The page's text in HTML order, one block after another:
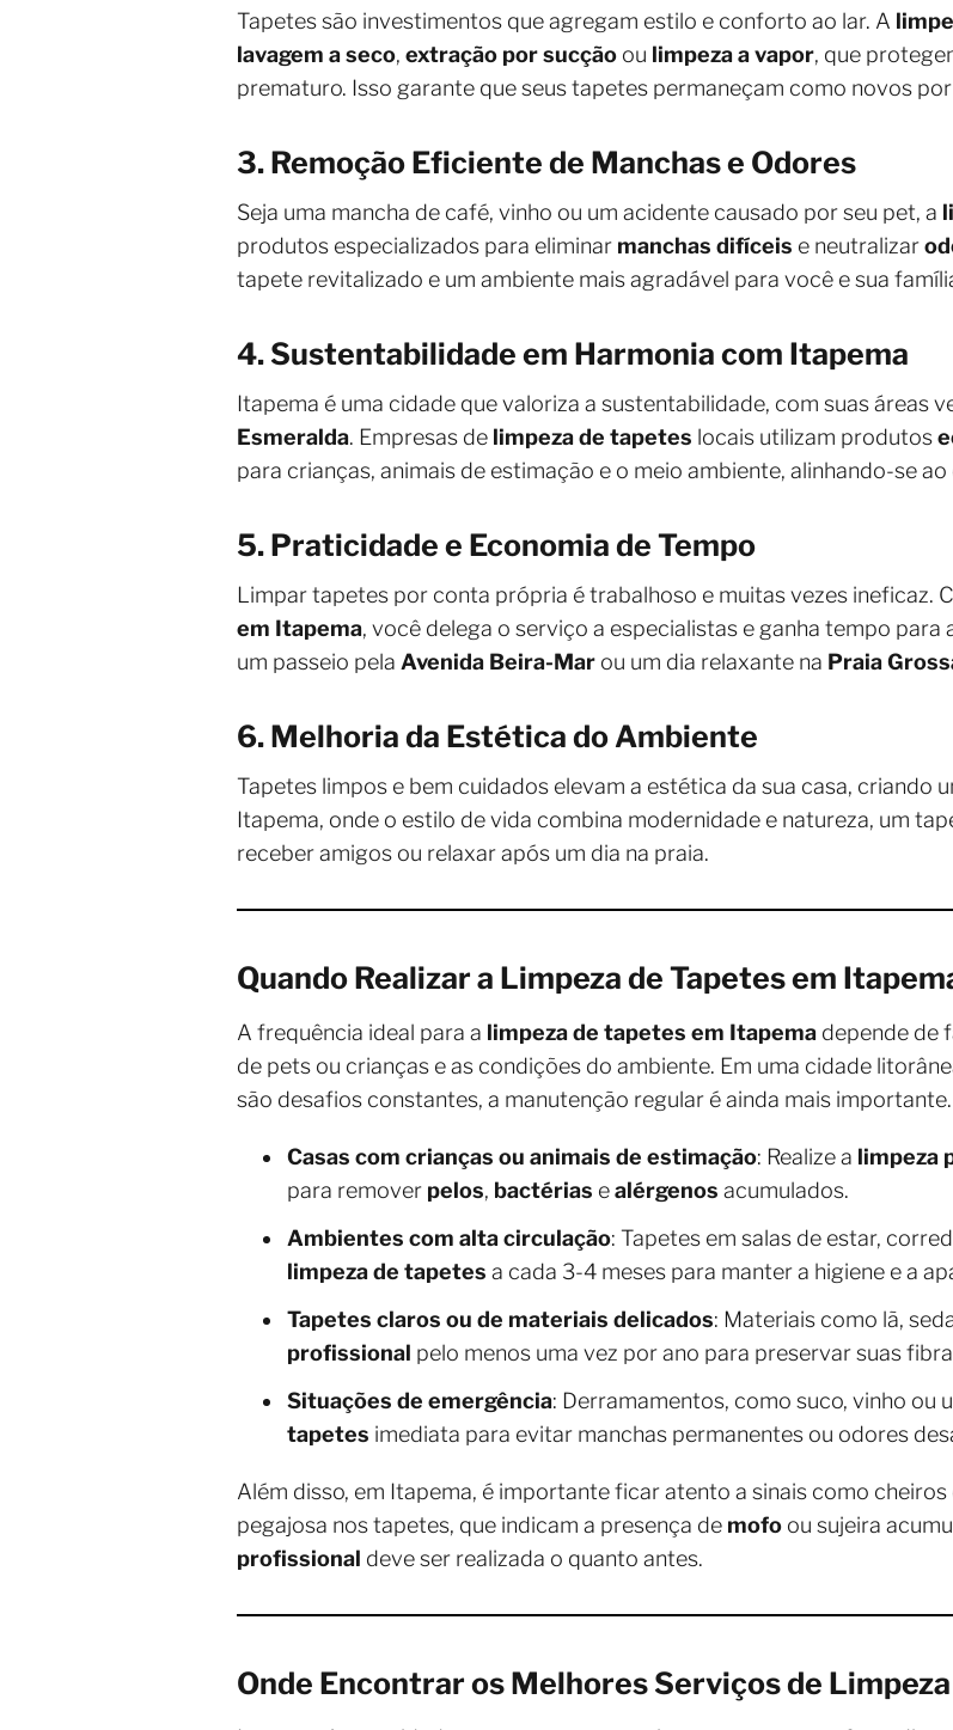
Tapetes são investimentos que agregam estilo e conforto ao lar. A
lavagem a seco, extração por sucção ou limpeza a vapor, que
prematuro. Isso garante que seus tapetes permaneçam como novos
3. Remoção Eficiente de Manchas e Odores
Seja uma mancha de café, vinho ou um acidente causado por seu pet, a
produtos especializados para eliminar manchas difíceis e neutralizar
tapete revitalizado e um ambiente mais agradável para você e sua
4. Sustentabilidade em Harmonia com Itapema
Itapema é uma cidade que valoriza a sustentabilidade, com suas áreas
Esmeralda. Empresas de limpeza de tapetes locais utilizam produtos
para crianças, animais de estimação e o meio ambiente, alinhando-se
5. Praticidade e Economia de Tempo
Limpar tapetes por conta própria é trabalhoso e muitas vezes ineficaz.
em Itapema, você delega o serviço a especialistas e ganha tempo
um passeio pela Avenida Beira-Mar ou um dia relaxante na Praia
6. Melhoria da Estética do Ambiente
Tapetes limpos e bem cuidados elevam a estética da sua casa, criando
Itapema, onde o estilo de vida combina modernidade e natureza, um
receber amigos ou relaxar após um dia na praia.
Quando Realizar a Limpeza de Tapetes em
A frequência ideal para a limpeza de tapetes em Itapema depende de
de pets ou crianças e as condições do ambiente. Em uma cidade
são desafios constantes, a manutenção regular é ainda mais
Casas com crianças ou animais de estimação: Realize a limpeza
para remover pelos, bactérias ealérgenos acumulados.
Ambientes com alta circulação: Tapetes em salas de estar,
limpeza de tapetes a cada 3-4 meses para manter a higiene e a
Tapetes claros ou de materiais delicados: Materiais como lã,
profissional pelo menos uma vez por ano para preservar suas
Situações de emergência: Derramamentos, como suco, vinho ou
tapetes imediata para evitar manchas permanentes ou odores
Além disso, em Itapema, é importante ficar atento a sinais como
pegajosa nos tapetes, que indicam a presença de mofo ou sujeira
profissional deve ser realizada o quanto antes.
Onde Encontrar os Melhores Serviços de